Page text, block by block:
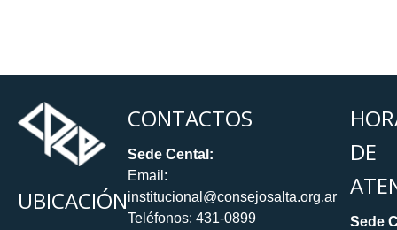
UBICACIÓN
CONTACTOS
Sede Cental:
Email:
institucional@consejosalta.org.ar
Teléfonos: 431-0899
DE
Sede